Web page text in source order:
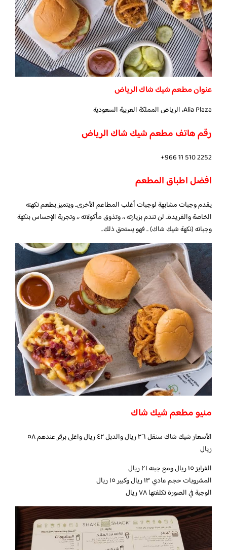
عنوان مطعم شيك شاك الرياض
Alia Plaza، الرياض المملكة العربية السعودية
رقم هاتف مطعم شيك شاك الرياض
افضل اطباق المطعم
يقدم وجبات مشابهة لوجبات أغلب المطاعم الأخرى.. ويتميز بطعم نكهته
الخاصة والفريدة.. لن تندم بزيارته ،، وتذوق مأكولاته ،، وتجربة الإحساس بنكهة
وجباته (نكهة شيك شاك) .. فهو يستحق ذلك..
منيو مطعم شيك شاك
الأسعار شيك شاك سنقل ٢٦ ريال والدبل ٤٢ ريال واغلى برقر عندهم ٥٨
ريال
الفرايز ١٥ ريال ومع جبنه ٢١ ريال
المشروبات حجم عادي ١٣ ريال وكبير ١٥ ريال
الوجبة في الصورة تكلفتها ٧٨ ريال